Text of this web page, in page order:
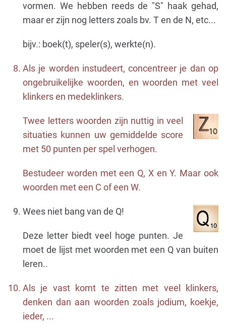
vormen. We hebben reeds de "S" haak gehad,
maar er zijn nog letters zoals bv. T en de N, etc...
bijv.: boek(t), speler(s), werkte(n).
Als je worden instudeert, concentreer je dan op
ongebruikelijke woorden, en woorden met veel
klinkers en medeklinkers.
Twee letters woorden zijn nuttig in veel
situaties kunnen uw gemiddelde score
met 50 punten per spel verhogen.
Bestudeer worden met een Q, X en Y. Maar ook
woorden met een C of een W.
Wees niet bang van de Q!
Deze letter biedt veel hoge punten. Je
moet de lijst met woorden met een Q van buiten
leren..
Als je vast komt te zitten met veel klinkers,
denken dan aan woorden zoals jodium, koekje,
ieder, ...